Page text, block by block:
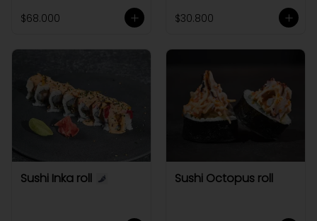
$68.000 $30.800
Sushi Inka roll Sushi Octopus roll